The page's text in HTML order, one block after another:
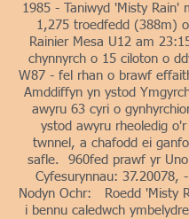
1985 - Taniwyd 'Misty Rain'
1,275 troedfedd (388m) o
Rainier Mesa U12 am
chynnyrch o 15 ciloton o
W87 - fel rhan o brawf
Amddiffyn yn ystod
awyru 63 cyri o
ystod awyru rheoledig
twnnel, a chafodd ei
safle. 960fed prawf yr
Cyfesurynnau: 37.20078, -
Nodyn Ochr: Roedd 'Misty
i bennu caledwch